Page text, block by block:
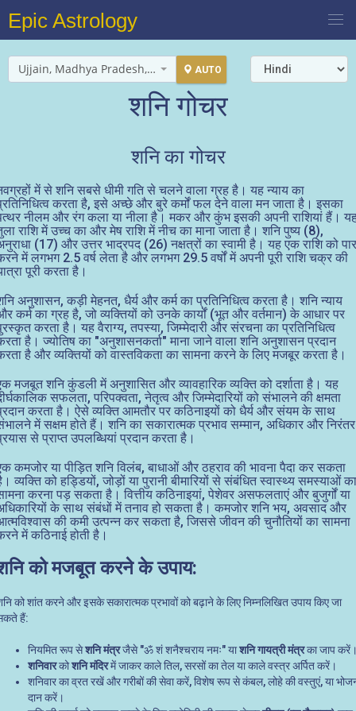
Epic Astrology
Ujjain, Madhya Pradesh, India AUTO
शनि गोचर
शनि का गोचर
में से शनि सबसे धीमी गति से चलने वाला ग्रह है। यह न्याय का
करता है, इसे अच्छे और बुरे कर्मों फल देने वाला मन जाता है। इसका
नीलम और रंग कला या नीला है। मकर और कुंभ इसकी अपनी राशियां हैं।
राशि में उच्च का और मेष राशि में नीच का माना जाता है। शनि पुष्य (8),
(17) और उत्तर भाद्रपद (26) नक्षत्रों का स्वामी है। यह एक राशि को पार
में लगभग 2.5 वर्ष लेता है और लगभग 29.5 वर्षों में अपनी पूरी राशि चक्र की
पूरी करता है।
अनुशासन, कड़ी मेहनत, धैर्य और कर्म का प्रतिनिधित्व करता है। शनि न्याय
कर्म का ग्रह है, जो व्यक्तियों को उनके कार्यों (भूत और वर्तमान) के आधार पर
करता है। यह वैराग्य, तपस्या, जिम्मेदारी और संरचना का प्रतिनिधित्व
है। ज्योतिष का "अनुशासनकर्ता" माना जाने वाला शनि अनुशासन प्रदान
है और व्यक्तियों को वास्तविकता का सामना करने के लिए मजबूर करता है।
मजबूत शनि कुंडली में अनुशासित और व्यावहारिक व्यक्ति को दर्शाता है। यह
सफलता, परिपक्वता, नेतृत्व और जिम्मेदारियों को संभालने की क्षमता
करता है। ऐसे व्यक्ति आमतौर पर कठिनाइयों को धैर्य और संयम के साथ
में सक्षम होते हैं। शनि का सकारात्मक प्रभाव सम्मान, अधिकार और निरंतर
से प्राप्त उपलब्धियां प्रदान करता है।
कमजोर या पीड़ित शनि विलंब, बाधाओं और ठहराव की भावना पैदा कर सकता
व्यक्ति को हड्डियों, जोड़ों या पुरानी बीमारियों से संबंधित स्वास्थ्य समस्याओं का
करना पड़ सकता है। वित्तीय कठिनाइयां, पेशेवर असफलताएं और बुजुर्गों या
के साथ संबंधों में तनाव हो सकता है। कमजोर शनि भय, अवसाद और
की कमी उत्पन्न कर सकता है, जिससे जीवन की चुनौतियों का सामना
में कठिनाई होती है।
को मजबूत करने के उपाय:
को शांत करने और इसके सकारात्मक प्रभावों को बढ़ाने के लिए निम्नलिखित उपाय किए जा
हैं:
नियमित रूप सेशनि मंत्रजैसे "ॐ शं शनैश्चराय नमः" याशनि गायत्री मंत्रका जाप
शनिवारकोशनि मंदिरमें जाकर काले तिल, सरसों का तेल या काले वस्त्र अर्पित करें।
शनिवार का व्रत रखें और गरीबों की सेवा करें, विशेष रूप से कंबल, लोहे की वस्तुएं, या
दान करें।